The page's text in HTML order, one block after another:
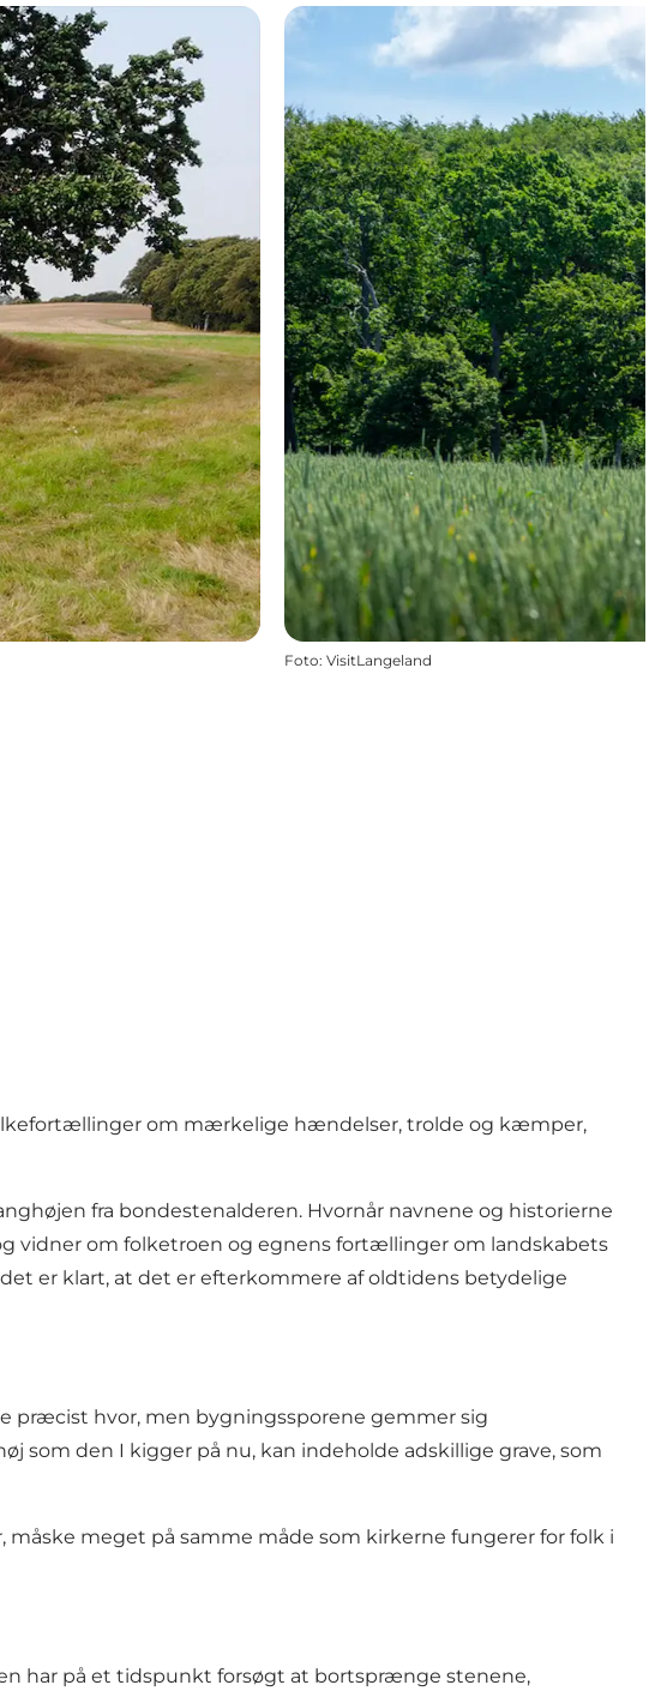
Foto: VisitLangeland
om mærkelige hændelser, trolde og kæmper,
fra bondestenalderen. Hvornår navnene og historierne
vidner om folketroen og egnens fortællinger om landskabets
er klart, at det er efterkommere af oldtidens betydelige
præcist hvor, men bygningssporene gemmer sig
som den I kigger på nu, kan indeholde adskillige grave, som
meget på samme måde som kirkerne fungerer for folk i
har på et tidspunkt forsøgt at bortsprænge stenene,